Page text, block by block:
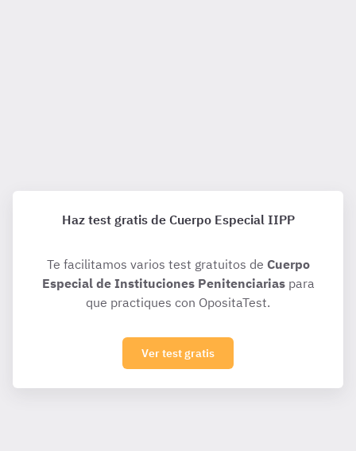
Haz test gratis de Cuerpo Especial IIPP
Te facilitamos varios test gratuitos de Cuerpo
Especial de Instituciones Penitenciariaspara
que practiques con OpositaTest.
Ver test gratis